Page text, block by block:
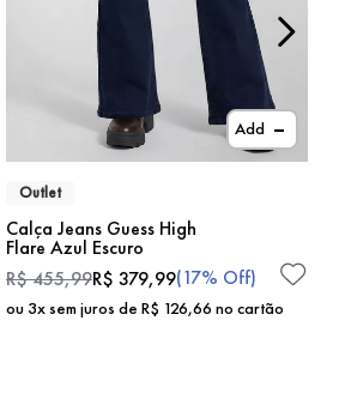
Add
Outlet
Calça Jeans Guess High
Flare Azul Escuro
R$455,99R$ 379,99(17% Off)
ou 3x sem juros de R$ 126,66 no cartão